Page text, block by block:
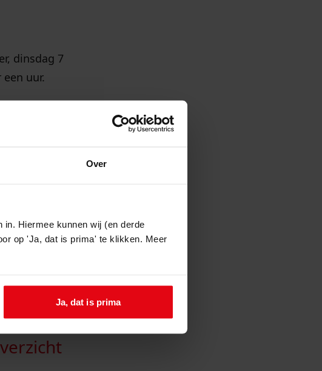
Over
Hiermee kunnen wij (en derde
op 'Ja, dat is prima' te klikken. Meer
Ja, dat is prima
dinsdag 7
uur.